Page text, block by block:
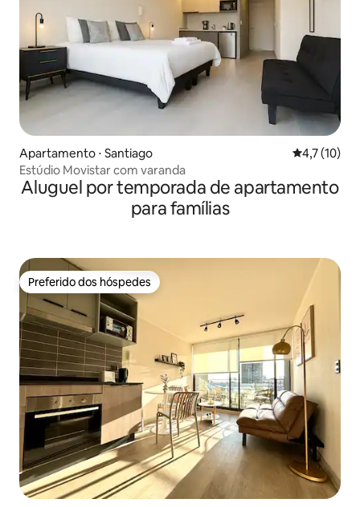
Apartamento ⋅ Santiago 4,7 de uma
4,7 (10)
Estúdio Movistar com varanda
Aluguel por temporada de apartamento
para famílias
Preferido dos hóspedes
Preferido dos hóspedes